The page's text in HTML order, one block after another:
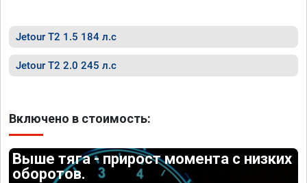
Jetour T2 1.5 184 л.с
Jetour T2 2.0 245 л.с
Включено в стоимость:
Выше тяга - прирост момента с низких
оборотов.